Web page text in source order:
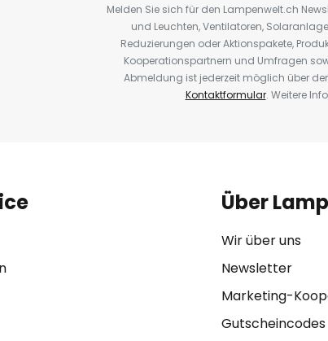
Melden Sie sich für den Lampenwelt.ch
und Leuchten, Ventilatoren,
Reduzierungen oder Aktionspakete,
Kooperationspartnern und Umfragen
Abmeldung ist jederzeit möglich über
Kontaktformular. Weitere
Über
Wir über uns
Newsletter
Marketing-
Gutscheincodes